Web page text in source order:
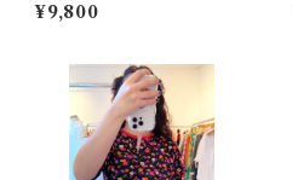
¥9,800